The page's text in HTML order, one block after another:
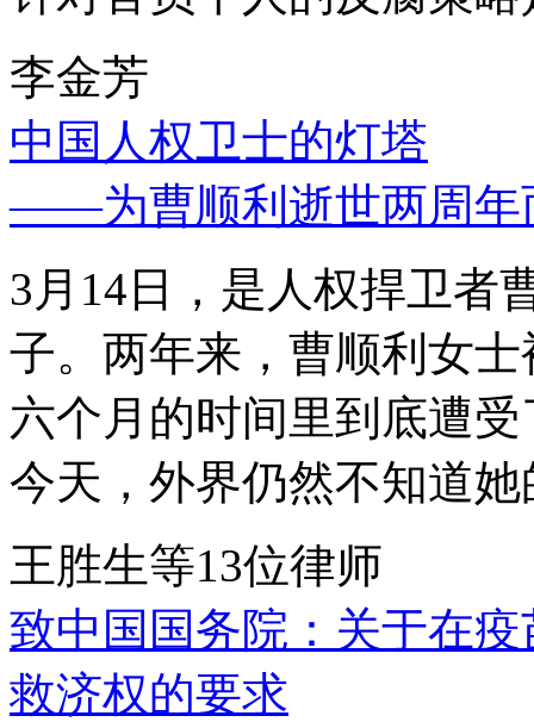
李金芳
中国人权卫士的灯塔
——为曹顺利逝世两周年
3月14日，是人权捍卫者
子。两年来，曹顺利女
六个月的时间里到底遭
今天，外界仍然不知道
王胜生等13位律师
致中国国务院：关于在
救济权的要求